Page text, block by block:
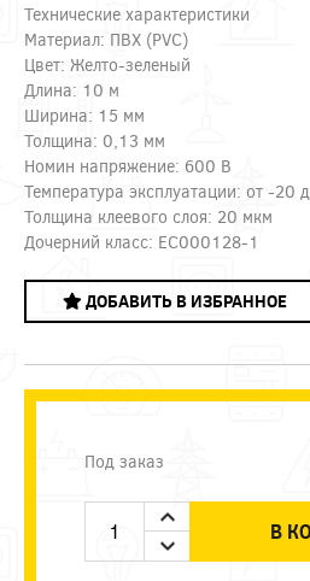
Технические характеристики
Материал: ПВХ (PVC)
Цвет: Желто-зеленый
Длина: 10 м
Ширина: 15 мм
Толщина: 0,13 мм
Номин напряжение: 600 В
Температура эксплуатации: от -20
Толщина клеевого слоя: 20 мкм
Дочерний класс: EC000128-1
ДОБАВИТЬ В ИЗБРАННОЕ
Под заказ
В